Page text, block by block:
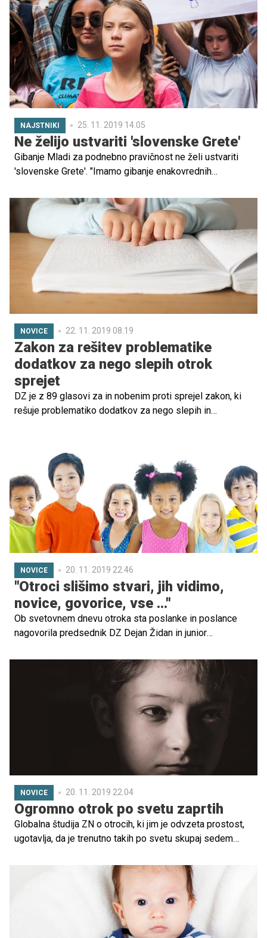
zaščiteni tudi proti hepatitisu B, navajajo na spletni strani
Nacionalnega inštituta za javno zdravje (NIJZ).
NAJSTNIKI 25. 11. 2019 14.05
Ne želijo ustvariti 'slovenske Grete'
Gibanje Mladi za podnebno pravičnost ne želi ustvariti
'slovenske Grete'. "Imamo gibanje enakovrednih
kazali vsepovsod," je pojasnil Primož Turnšek iz gibanja.
Ljudje se namreč v primeru izpostavljanja ene osebe
pogosto več ukvarjajo s to osebo kot njenim sporočilom,
opažajo.
NOVICE 22. 11. 2019 08.19
Zakon za rešitev problematike
dodatkov za nego slepih otrok
sprejet
DZ je z 89 glasovi za in nobenim proti sprejel zakon, ki
rešuje problematiko dodatkov za nego slepih in
v duševnem razvoju, ki so po polnoletnosti nadaljevali
izobraževanje v posebnem programu.
NOVICE 20. 11. 2019 22.46
"Otroci slišimo stvari, jih vidimo,
novice, govorice, vse ...''
Ob svetovnem dnevu otroka sta poslanke in poslance
nagovorila predsednik DZ Dejan Židan in junior
sprejetju konvencije o otrokovih pravicah se je marsikaj
izboljšalo, a je po Židanovih besedah dela še mnogo.
Mlada ambasadorka je poslance pozvala, naj pri grajenju
sveta prihodnosti mislijo na otroke.
NOVICE 20. 11. 2019 22.04
Ogromno otrok po svetu zaprtih
Globalna študija ZN o otrocih, ki jim je odvzeta prostost,
ugotavlja, da je trenutno takih po svetu skupaj sedem
migracijskih centrih. Avtorji študije pravijo, da gre za
konservativne ocene in je zaprtih otrok verjetno še več.